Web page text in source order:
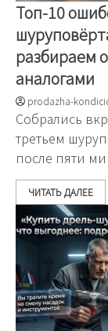
Топ-10
разбираем
аналогами
prodazha-
Собрались
третьем
после пяти
ЧИТАТЬ ДАЛЕЕ